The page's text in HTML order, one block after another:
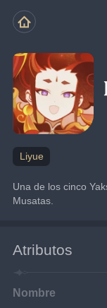
Liyue
Una de los cinco
Musatas.
Atributos
Nombre